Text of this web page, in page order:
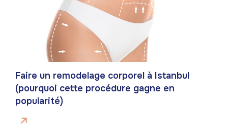
Faire un remodelage corporel à Istanbul
(pourquoi cette procédure gagne en
popularité)